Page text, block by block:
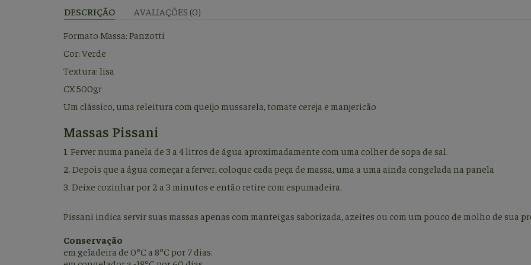
DESCRIÇÃO
AVALIAÇÕES (0)
Formato Massa: Panzotti
Cor: Verde
Textura: lisa
CX 500gr
Um clássico, uma releitura com queijo mussarela, tomate cereja e manjericão
Massas Pissani
1. Ferver numa panela de 3 a 4 litros de água aproximadamente com uma colher de sopa de sal.
2. Depois que a água começar a ferver, coloque cada peça de massa, uma a uma ainda congelada na panela
3. Deixe cozinhar por 2 a 3 minutos e então retire com espumadeira.
Pissani indica servir suas massas apenas com manteigas saborizada, azeites ou com um pouco de molho de sua
Conservação
em geladeira de 0ºC a 8ºC por 7 dias.